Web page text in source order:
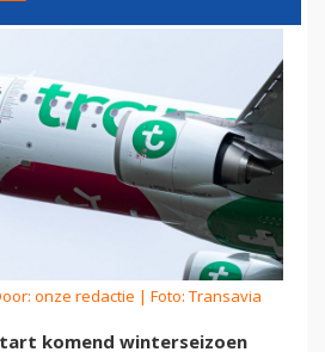
onze redactie | Foto: Transavia
komend winterseizoen